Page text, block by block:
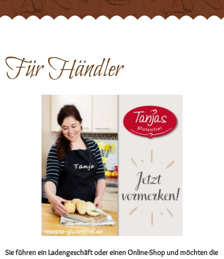
Für Händler
Sie führen ein Ladengeschäft oder einen Online-Shop und möchten die